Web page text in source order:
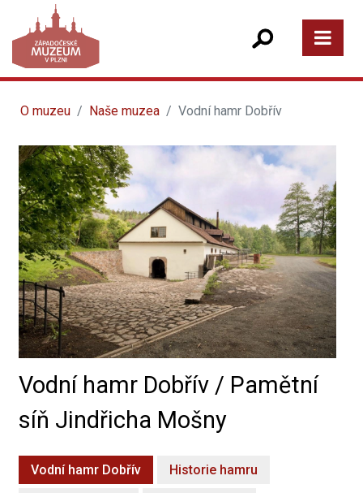
O muzeu Naše muzea Vodní hamr Dobřív
Vodní hamr Dobřív / Pamětní
síň Jindřicha Mošny
Vodní hamr Dobřív Historie hamru